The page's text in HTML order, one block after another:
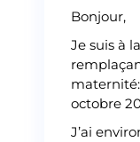
Bonjour,
Je suis à
octobre
J’ai